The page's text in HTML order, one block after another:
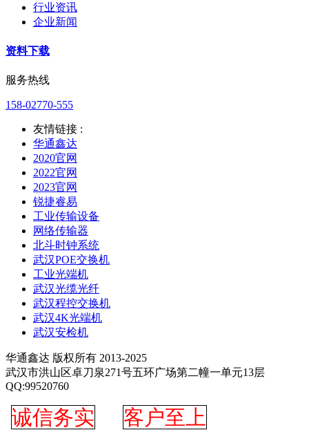
行业资讯
企业新闻
资料下载
服务热线
158-02770-555
友情链接 :
华通鑫达
2020官网
2022官网
2023官网
锐捷睿易
工业传输设备
网络传输器
北斗时钟系统
武汉POE交换机
工业光端机
武汉光缆光纤
武汉程控交换机
武汉4K光端机
武汉安检机
华通鑫达 版权所有 2013-2025
武汉市洪山区卓刀泉271号五环广场第二幢一单元13层
QQ:99520760
诚信务实 客户至上